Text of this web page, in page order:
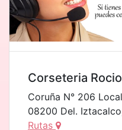
Corseteria
Coruña N° 206
08200 Del.
Rutas